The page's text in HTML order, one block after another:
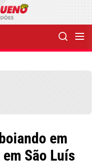
em
São Luís